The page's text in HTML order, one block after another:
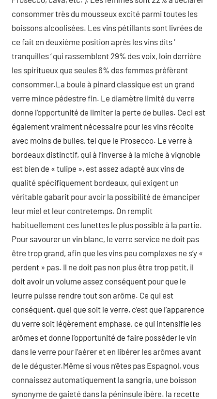
consommer très du mousseux excité parmi toutes les
boissons alcoolisées. Les vins pétillants sont livrées de
ce fait en deuxième position après les vins dits ‘
tranquilles ‘ qui rassemblent 29% des voix, loin derrière
les spiritueux que seules 6% des femmes préfèrent
consommer.La boule à pinard classique est un grand
verre mince pédestre fin. Le diamètre limité du verre
donne l’opportunité de limiter la perte de bulles. Ceci est
également vraiment nécessaire pour les vins récolte
avec moins de bulles, tel que le Prosecco. Le verre à
bordeaux distinctif, qui à l’inverse à la miche à vignoble
est bien de « tulipe », est assez adapté aux vins de
qualité spécifiquement bordeaux, qui exigent un
véritable gabarit pour avoir la possibilité de émanciper
leur miel et leur contretemps. On remplit
habituellement ces lunettes le plus possible à la partie.
Pour savourer un vin blanc, le verre service ne doit pas
être trop grand, afin que les vins peu complexes ne s’y «
perdent » pas. Il ne doit pas non plus être trop petit, il
doit avoir un volume assez conséquent pour que le
leurre puisse rendre tout son arôme. Ce qui est
conséquent, quel que soit le verre, c’est que l’apparence
du verre soit légèrement emphase, ce qui intensifie les
arômes et donne l’opportunité de faire posséder le vin
dans le verre pour l’aérer et en libérer les arômes avant
de le déguster.Même si vous n’êtes pas Espagnol, vous
connaissez automatiquement la sangria, une boisson
synonyme de gaieté dans la péninsule ibère. la recette